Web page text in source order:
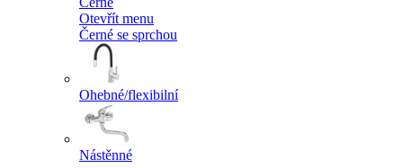
Otevřít menu
Černé se sprchou
Ohebné/flexibilní
Nástěnné